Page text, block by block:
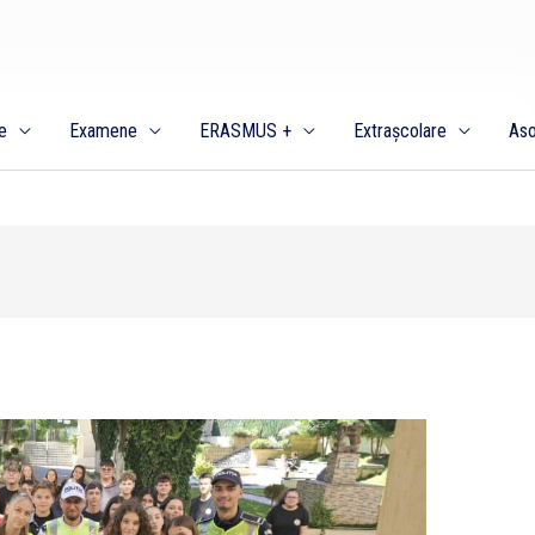
Examene ERASMUS + Extrașcolare